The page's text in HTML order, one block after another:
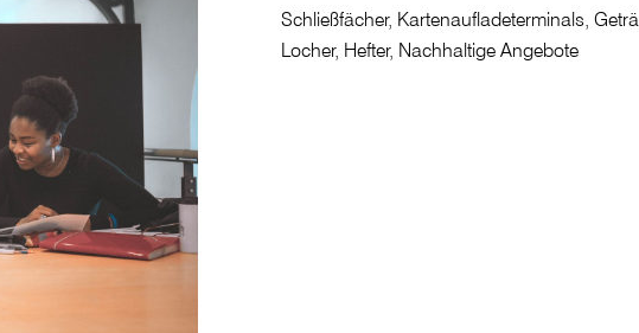
Schließfächer, Kartenaufladeterminals,
Locher, Hefter, Nachhaltige Angebote